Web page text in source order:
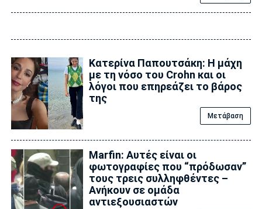
Κατερίνα Παπουτσάκη: Η μάχη
με τη νόσο του Crohn και οι
λόγοι που επηρεάζει το βάρος
της
Μετάβαση
Marfin: Αυτές είναι οι
φωτογραφίες που “πρόδωσαν”
τους τρεις συλληφθέντες –
Ανήκουν σε ομάδα
αντιεξουσιαστών